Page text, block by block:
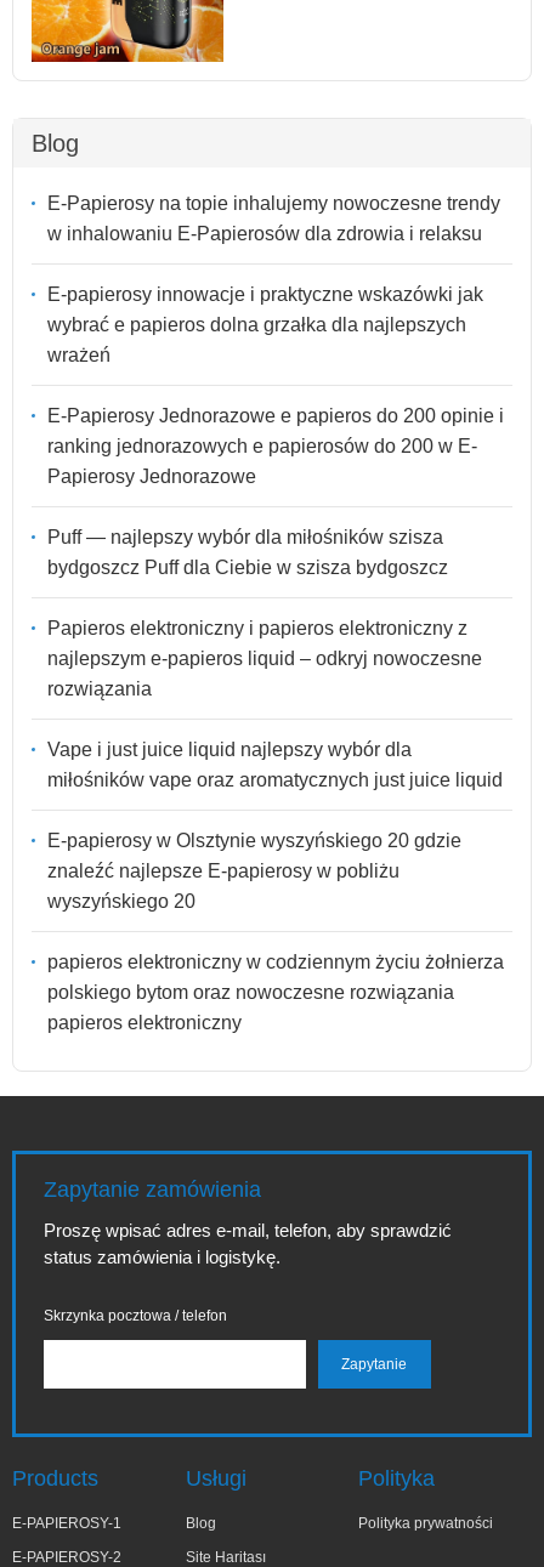
Blog
E-Papierosy na topie inhalujemy nowoczesne trendy
w inhalowaniu E-Papierosów dla zdrowia i relaksu
E-papierosy innowacje i praktyczne wskazówki jak
wybrać e papieros dolna grzałka dla najlepszych
wrażeń
E-Papierosy Jednorazowe e papieros do 200 opinie i
ranking jednorazowych e papierosów do 200 w E-
Papierosy Jednorazowe
Puff — najlepszy wybór dla miłośników szisza
bydgoszcz Puff dla Ciebie w szisza bydgoszcz
Papieros elektroniczny i papieros elektroniczny z
najlepszym e-papieros liquid – odkryj nowoczesne
rozwiązania
Vape i just juice liquid najlepszy wybór dla
miłośników vape oraz aromatycznych just juice liquid
E-papierosy w Olsztynie wyszyńskiego 20 gdzie
znaleźć najlepsze E-papierosy w pobliżu
wyszyńskiego 20
papieros elektroniczny w codziennym życiu żołnierza
polskiego bytom oraz nowoczesne rozwiązania
papieros elektroniczny
Zapytanie zamówienia
Proszę wpisać adres e-mail, telefon, aby sprawdzić
status zamówienia i logistykę.
Skrzynka pocztowa / telefon
Products
E-PAPIEROSY-1
E-PAPIEROSY-2
Usługi
Blog
Site Haritası
Polityka
Polityka prywatności